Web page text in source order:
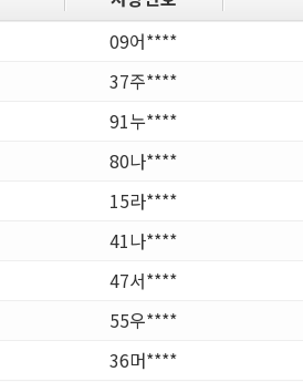
09어****
37주****
91누****
80나****
15라****
41나****
47서****
55우****
36머****